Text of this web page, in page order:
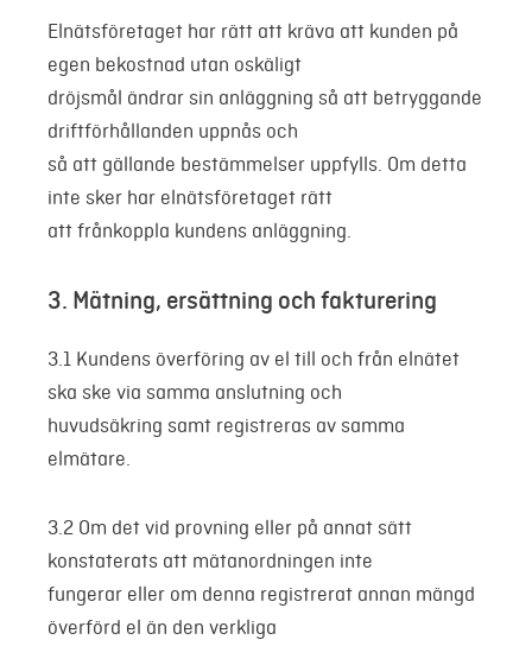
Elnätsföretaget har rätt att kräva att kunden på
egen bekostnad utan oskäligt
dröjsmål ändrar sin anläggning så att betryggande
driftförhållanden uppnås och
så att gällande bestämmelser uppfylls. Om detta
inte sker har elnätsföretaget rätt
att frånkoppla kundens anläggning.
3. Mätning, ersättning och fakturering
3.1 Kundens överföring av el till och från elnätet
ska ske via samma anslutning och
huvudsäkring samt registreras av samma
elmätare.
3.2 Om det vid provning eller på annat sätt
konstaterats att mätanordningen inte
fungerar eller om denna registrerat annan mängd
överförd el än den verkliga